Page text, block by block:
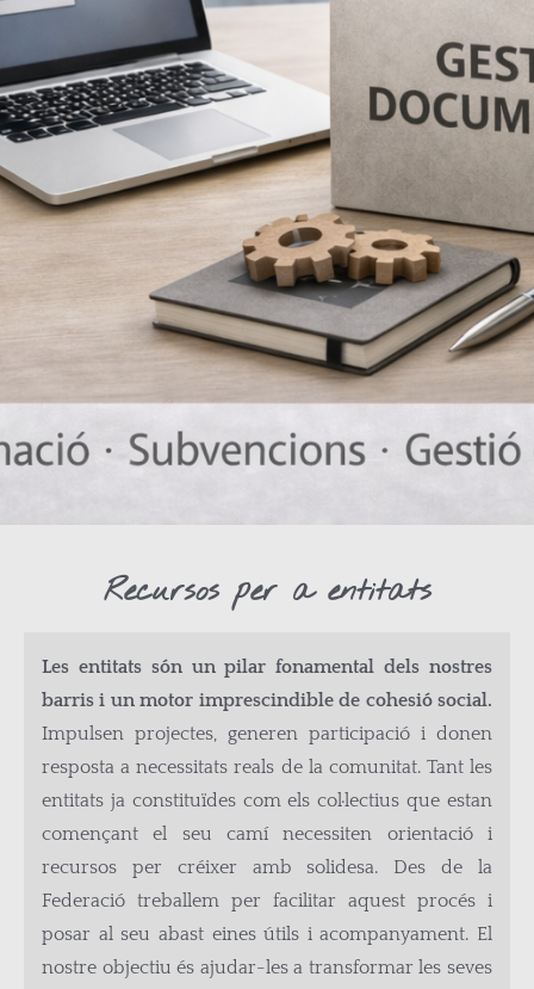
Recursos per a entitats
Les entitats són un pilar fonamental dels nostres
barris i un motor imprescindible de cohesió social.
Impulsen projectes, generen participació i donen
resposta a necessitats reals de la comunitat. Tant les
entitats ja constituïdes com els col·lectius que estan
començant el seu camí necessiten orientació i
recursos per créixer amb solidesa. Des de la
Federació treballem per facilitar aquest procés i
posar al seu abast eines útils i acompanyament. El
nostre objectiu és ajudar-les a transformar les seves